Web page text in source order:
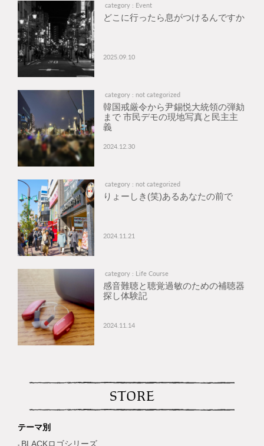
category : Event
どこに行ったら息がつけるんですか
2025.09.10
category : not categorized
韓国戒厳令から尹錫悦大統領の弾劾
まで 市民デモの現地写真と民主主
義
2024.12.30
category : not categorized
りょーしき(笑)あるあなたの前で
2024.11.21
category : Life Course
感音難聴と聴覚過敏のための補聴器
探し体験記
2024.11.14
STORE
テーマ別
BLACKロゴシリーズ